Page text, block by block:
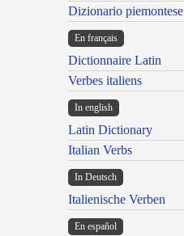
Dizionario piemontese
En français
Dictionnaire Latin
Verbes italiens
In english
Latin Dictionary
Italian Verbs
In Deutsch
Italienische Verben
En español